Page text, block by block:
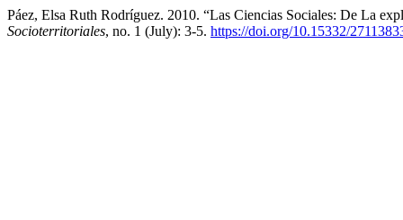
Páez, Elsa Ruth Rodríguez. 2010. “Las Ciencias Sociales: De La
Socioterritoriales, no. 1 (July): 3-5. https://doi.org/10.15332/